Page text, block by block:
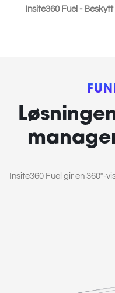
Insite360 Fuel -
Insite360 Fuel gir en 360°-